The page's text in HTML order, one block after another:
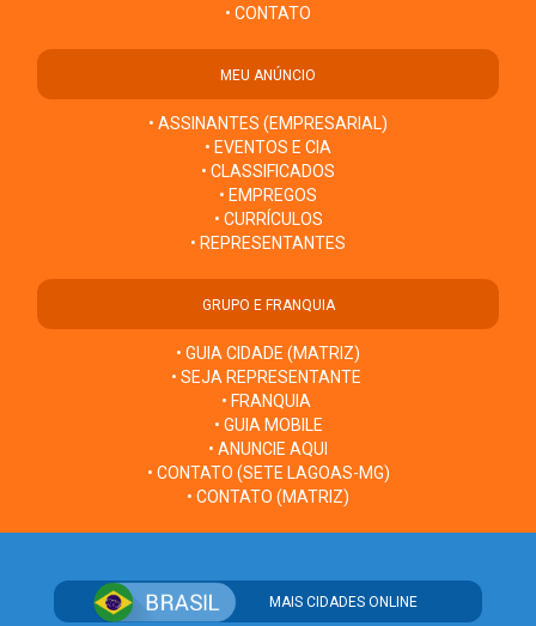
• CONTATO
MEU ANÚNCIO
• ASSINANTES (EMPRESARIAL)
• EVENTOS E CIA
• CLASSIFICADOS
• EMPREGOS
• CURRÍCULOS
• REPRESENTANTES
GRUPO E FRANQUIA
• GUIA CIDADE (MATRIZ)
• SEJA REPRESENTANTE
• FRANQUIA
• GUIA MOBILE
• ANUNCIE AQUI
• CONTATO (SETE LAGOAS-MG)
• CONTATO (MATRIZ)
MAIS CIDADES ONLINE